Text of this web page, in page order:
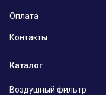
Оплата
Контакты
Каталог
Воздушный фильтр